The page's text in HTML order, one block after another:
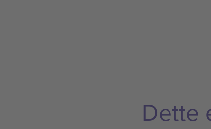
Dette